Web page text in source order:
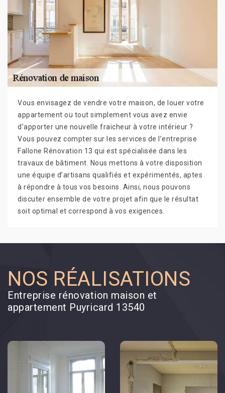
Vous envisagez de vendre votre maison, de louer votre
appartement ou tout simplement vous avez envie
d’apporter une nouvelle fraicheur à votre intérieur ?
Vous pouvez compter sur les services de l’entreprise
Fallone Rénovation 13 qui est spécialisée dans les
travaux de bâtiment. Nous mettons à votre disposition
une équipe d’artisans qualifiés et expérimentés, aptes
à répondre à tous vos besoins. Ainsi, nous pouvons
discuter ensemble de votre projet afin que le résultat
soit optimal et correspond à vos exigences.
NOS RÉALISATIONS
Entreprise rénovation maison et
appartement Puyricard 13540